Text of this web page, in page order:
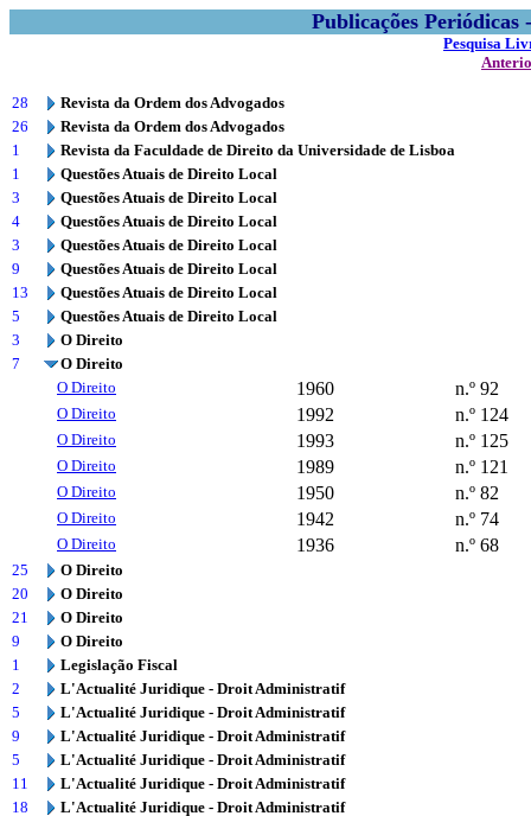
Publicações
Pesquisa
28
Revista da Ordem dos Advogados
26
Revista da Ordem dos Advogados
1
Revista da Faculdade de Direito da Universidade de Lisboa
1
Questões Atuais de Direito Local
3
Questões Atuais de Direito Local
4
Questões Atuais de Direito Local
3
Questões Atuais de Direito Local
9
Questões Atuais de Direito Local
13
Questões Atuais de Direito Local
5
Questões Atuais de Direito Local
3
O Direito
7
O Direito
O Direito
1960 n.º 92
O Direito 1992 n.º 124
O Direito 1993 n.º 125
O Direito 1989 n.º 121
O Direito 1950 n.º 82
O Direito 1942 n.º 74
O Direito 1936 n.º 68
25
O Direito
20
O Direito
21
O Direito
9
O Direito
1
Legislação Fiscal
2
L'Actualité Juridique - Droit Administratif
5
L'Actualité Juridique - Droit Administratif
9
L'Actualité Juridique - Droit Administratif
5
L'Actualité Juridique - Droit Administratif
11
L'Actualité Juridique - Droit Administratif
18
L'Actualité Juridique - Droit Administratif